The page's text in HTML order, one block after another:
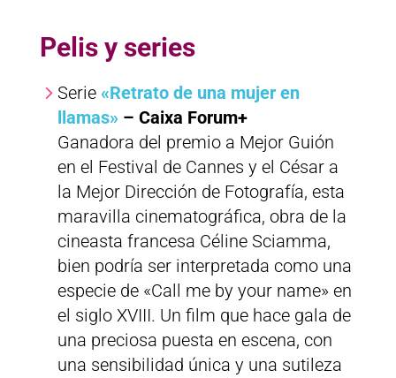
Pelis y series
Serie «Retrato de una mujer en
llamas» – Caixa Forum+
Ganadora del premio a Mejor Guión
en el Festival de Cannes y el César a
la Mejor Dirección de Fotografía, esta
maravilla cinematográfica, obra de la
cineasta francesa Céline Sciamma,
bien podría ser interpretada como una
especie de «Call me by your name» en
el siglo XVIII. Un film que hace gala de
una preciosa puesta en escena, con
una sensibilidad única y una sutileza